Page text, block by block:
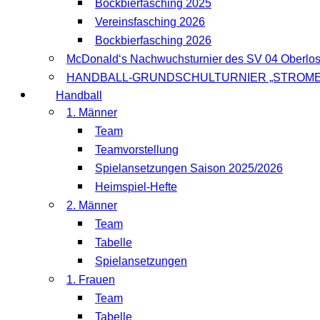
Bockbierfasching 2025
Vereinsfasching 2026
Bockbierfasching 2026
McDonald‘s Nachwuchsturnier des SV 04
HANDBALL-GRUNDSCHULTURNIER
Handball
1. Männer
Team
Teamvorstellung
Spielansetzungen Saison 2025/2026
Heimspiel-Hefte
2. Männer
Team
Tabelle
Spielansetzungen
1. Frauen
Team
Tabelle